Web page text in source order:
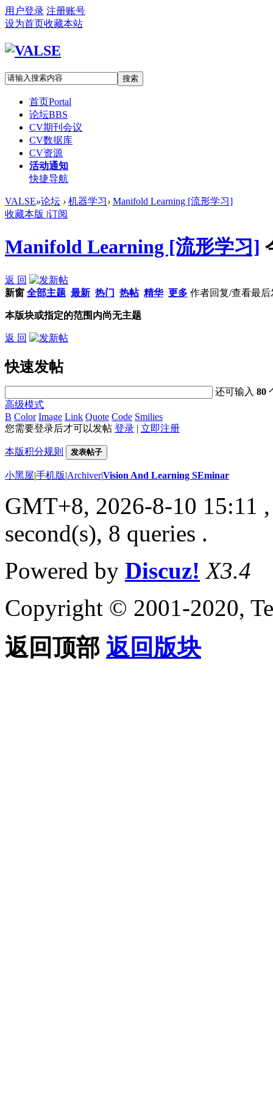
用户登录 注册账号
设为首页收藏本站
搜索
首页Portal
论坛BBS
CV期刊会议
CV数据库
CV资源
活动通知
快捷导航
VALSE»论坛 › 机器学习› Manifold Learning [流形学习]
收藏本版 |订阅
Manifold Learning [流形学习]
返 回
新窗 全部主题 最新 热门 热帖 精华 更多 作者回复/查看最后
本版块或指定的范围内尚无主题
返 回
快速发帖
还可输入80
高级模式
B Color Image Link Quote Code Smilies
您需要登录后才可以发帖 登录 | 立即注册
本版积分规则 发表帖子
小黑屋|手机版|Archiver|Vision And Learning SEminar
GMT+8, 2026-8-10 15:11
second(s), 8 queries .
Powered by Discuz! X3.4
Copyright © 2001-2020,
返回顶部 返回版块